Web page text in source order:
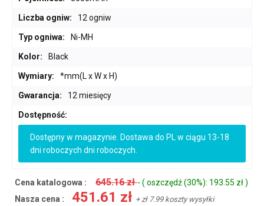
Liczba ogniw: 12 ogniw
Typ ogniwa: Ni-MH
Kolor: Black
Wymiary: *mm(L x W x H)
Gwarancja: 12 miesięcy
Dostępność:
Dostępny w magazynie. Dostawa do PL w ciągu 13-18
dni roboczych dni roboczych.
Cena katalogowa : 645.16 zł- ( oszczędź (30%): 193.55 zł )
Nasza cena :
451.61 zł + zł 7.99 koszty wysyłki